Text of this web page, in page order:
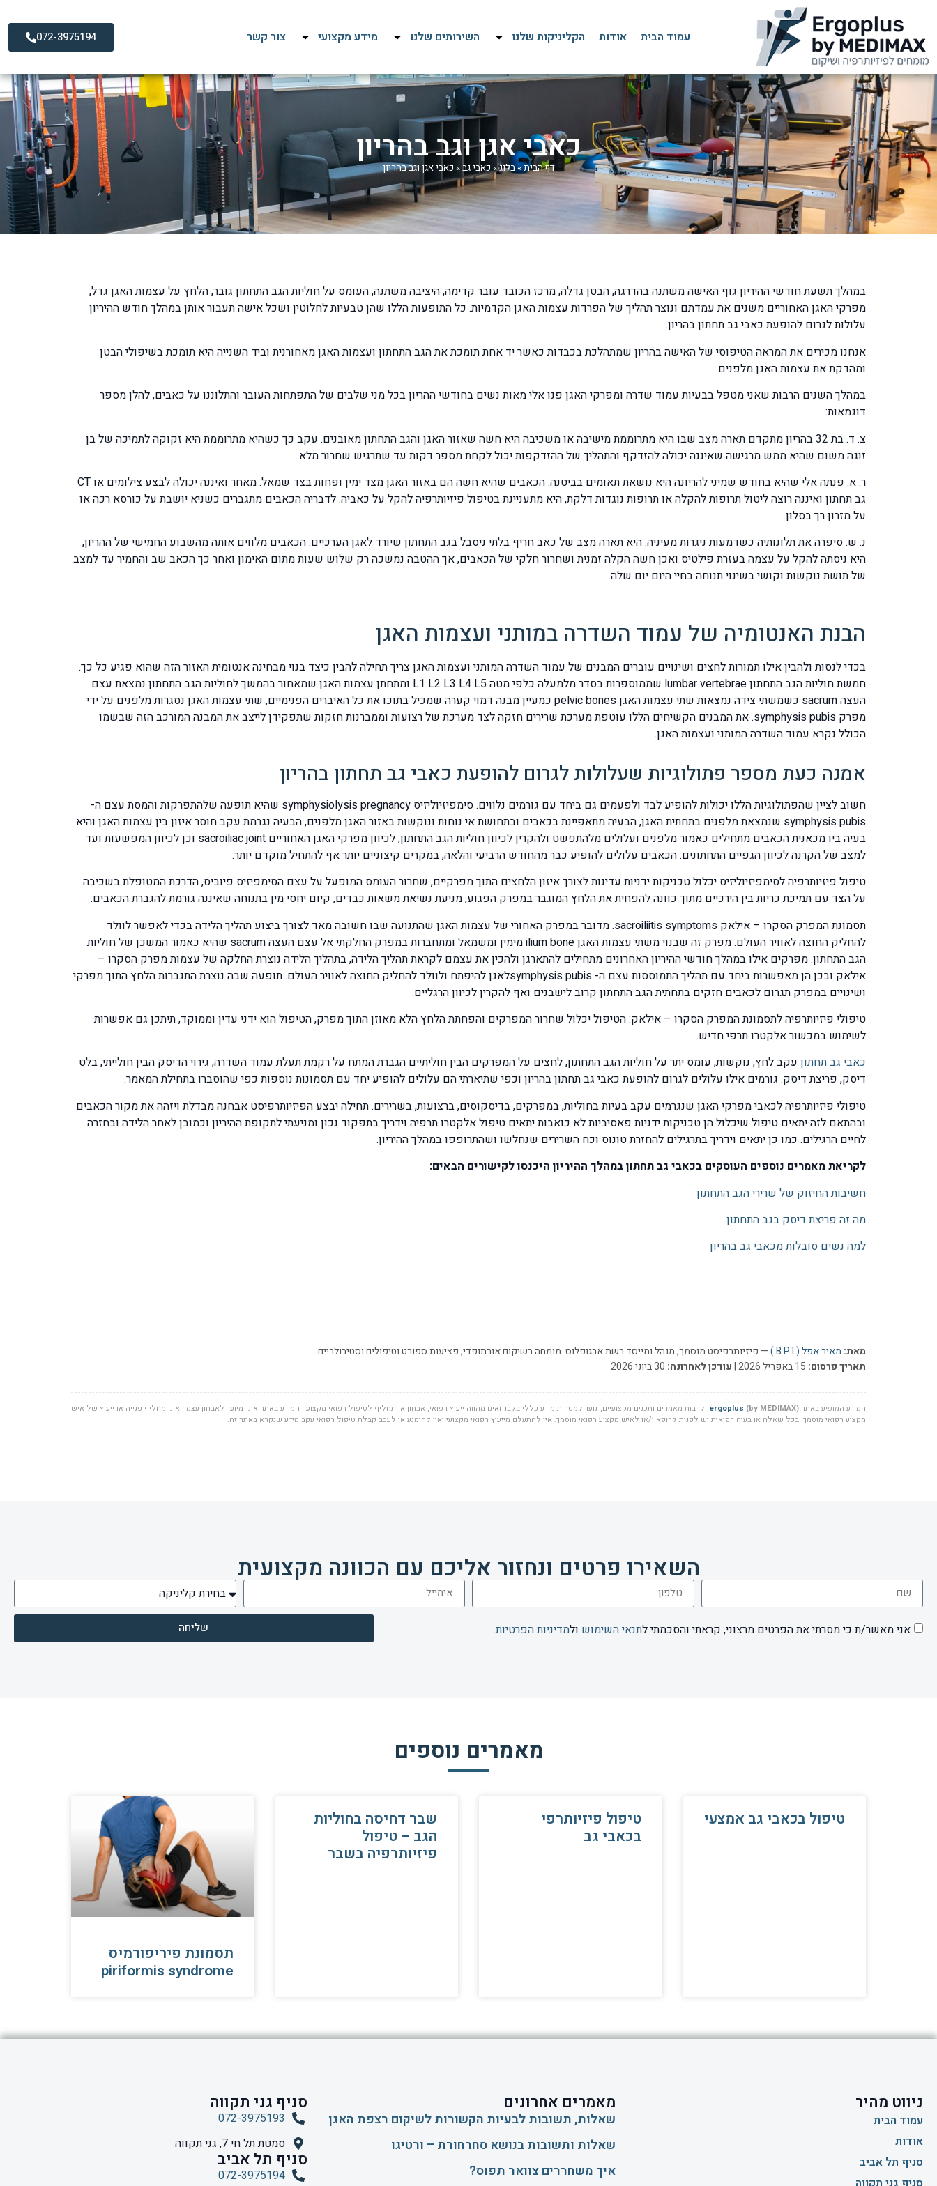
עמוד הבית אודות הקליניקות שלנו השירותים שלנו מידע מקצועי צור קשר 072-3975194
כאבי אגן וגב בהריון
דף הבית»בלוג»כאבי גב» כאבי אגן וגב בהריון
במהלך תשעת חודשי ההיריון גוף האישה משתנה בהדרגה, הבטן גדלה, מרכז הכובד עובר קדימה, היציבה משתנה, העומס על חוליות הגב התחתון גובר, הלחץ על עצמות האגן גדל,
מפרקי האגן האחוריים משנים את עמדתם ונוצר תהליך של הפרדות עצמות האגן הקדמיות. כל התופעות הללו שהן טבעיות לחלוטין ושכל אישה תעבור אותן במהלך חודש ההיריון
עלולות לגרום להופעת כאבי גב תחתון בהריון.
אנחנו מכירים את המראה הטיפוסי של האישה בהריון שמתהלכת בכבדות כאשר יד אחת תומכת את הגב התחתון ועצמות האגן מאחורנית וביד השנייה היא תומכת בשיפולי הבטן
ומהדקת את עצמות האגן מלפנים.
במהלך השנים הרבות שאני מטפל בבעיות עמוד שדרה ומפרקי האגן פנו אלי מאות נשים בחודשי ההריון בכל מני שלבים של התפתחות העובר והתלוננו על כאבים, להלן מספר
דוגמאות:
צ. ד. בת 32 בהריון מתקדם תארה מצב שבו היא מתרוממת מישיבה או משכיבה היא חשה שאזור האגן והגב התחתון מאובנים. עקב כך כשהיא מתרוממת היא זקוקה לתמיכה של בן
זוגה משום שהיא ממש מרגישה שאיננה יכולה להזדקף והתהליך של ההזדקפות יכול לקחת מספר דקות עד שתרגיש שחרור מלא.
ר. א. פנתה אלי שהיא בחודש שמיני להריונה היא נושאת תאומים בביטנה. הכאבים שהיא חשה הם באזור האגן מצד ימין ופחות בצד שמאל. מאחר ואיננה יכולה לבצע צילומים או CT
גב תחתון ואיננה רוצה ליטול תרופות להקלה או תרופות נוגדות דלקת, היא מתעניינת בטיפול פיזיותרפיה להקל על כאביה. לדבריה הכאבים מתגברים כשניא יושבת על כורסא רכה או
על מזרון רך בסלון.
נ. ש. סיפרה את תלונותיה כשדמעות ניגרות מעיניה. היא תארה מצב של כאב חריף בלתי ניסבל בגב התחתון שיורד לאגן הערכיים. הכאבים מלווים אותה מהשבוע החמישי של ההריון,
היא ניסתה להקל על עצמה בעזרת פילטיס ואכן חשה הקלה זמנית ושחרור חלקי של הכאבים, אך ההטבה נמשכה רק שלוש שעות מתום האימון ואחר כך הכאב שב והחמיר עד למצב
של תושת נוקשות וקושי בשינוי תנוחה בחיי היום יום שלה.
הבנת האנטומיה של עמוד השדרה במותני ועצמות האגן
בכדי לנסות ולהבין אילו תמורות לחצים ושינויים עוברים המבנים של עמוד השדרה המותני ועצמות האגן צריך תחילה להבין כיצד בנוי מבחינה אנטומית האזור הזה שהוא פגיע כל כך.
חמשת חוליות הגב התחתון lumbar vertebrae שממוספרות בסדר מלמעלה כלפי מטה L1 L2 L3 L4 L5 ומתחתן עצמות האגן שמאחור בהמשך לחוליות הגב התחתון נמצאת עצם
העצה sacrum כשמשתי צידה נמצאות שתי עצמות האגן pelvic bones כמעיין מבנה דמוי קערה שמכיל בתוכו את כל האיברים הפנימיים, שתי עצמות האגן נסגרות מלפנים על ידי
מפרק symphysis pubis. את המבנים הקשיחים הללו עוטפת מערכת שרירים חזקה לצד מערכת של רצועות וממברנות חזקות שתפקידן לייצב את המבנה המורכב הזה שבשמו
הכולל נקרא עמוד השדרה המותני ועצמות האגן.
אמנה כעת מספר פתולוגיות שעלולות לגרום להופעת כאבי גב תחתון בהריון
חשוב לציין שהפתולוגיות הללו יכולות להופיע לבד ולפעמים גם ביחד עם גורמים נלווים. סימפיזיוליזיס symphysiolysis pregnancy שהיא תופעה שלהתפרקות והמסת עצם ה-
symphysis pubis שנמצאת מלפנים בתחתית האגן, הבעיה מתאפיינת בכאבים ובתחושת אי נוחות ונוקשות באזור האגן מלפנים, הבעיה נגרמת עקב חוסר איזון בין עצמות האגן והיא
בעיה ביו מכאנית הכאבים מתחילים כאמור מלפנים ועלולים מלהתפשט ולהקרין לכיוון חוליות הגב התחתון, לכיוון מפרקי האגן האחוריים sacroiliac joint וכן לכיוון המפשעות ועד
למצב של הקרנה לכיוון הגפיים התחתונים. הכאבים עלולים להופיע כבר מהחודש הרביעי והלאה, במקרים קיצוניים יותר אף להתחיל מוקדם יותר.
טיפול פיזיותרפיה לסימפיזיוליזיס יכלול טכניקות ידניות עדינות לצורך איזון הלחצים התוך מפרקיים, שחרור העומס המופעל על עצם הסימפיזיס פיוביס, הדרכת המטופלת בשכיבה
על הצד עם תמיכת כריות בין הירכיים מתוך כוונה להפחית את הלחץ המוגבר במפרק הפגוע, מניעת נשיאת משאות כבדים, קיום יחסי מין בתנוחה שאיננה גורמת להגברת הכאבים.
תסמונת המפרק הסקרו – אילאק sacroiliitis symptoms. מדובר במפרק האחורי של עצמות האגן שהתנועה שבו חשובה מאד לצורך ביצוע תהליך הלידה בכדי לאפשר לוולד
להחליק החוצה לאוויר העולם. מפרק זה שבנוי משתי עצמות האגן ilium bone מימין ומשמאל ומתחברות במפרק החלקתי אל עצם העצה sacrum שהיא כאמור המשכן של חוליות
הגב התחתון. מפרקים אילו במהלך חודשי ההיריון האחרונים מתחילים להתארגן ולהכין את עצמם לקראת תהליך הלידה, בתהליך הלידה נוצרת החלקה של עצמות מפרק הסקרו –
אילאק ובכן הן מאפשרות ביחד עם תהליך התמוססות עצם ה- symphysis pubisלאגן להיפתח ולוולד להחליק החוצה לאוויר העולם. תופעה שבה נוצרת התגברות הלחץ התוך מפרקי
ושינויים במפרק תגרום לכאבים חזקים בתחתית הגב התחתון קרוב לישבנים ואף להקרין לכיוון הרגליים.
טיפולי פיזיותרפיה לתסמונת המפרק הסקרו – אילאק: הטיפול יכלול שחרור המפרקים והפחתת הלחץ הלא מאוזן התוך מפרק, הטיפול הוא ידני עדין וממוקד, תיתכן גם אפשרות
לשימוש במכשור אלקטרו תרפי חדיש.
כאבי גב תחתון עקב לחץ, נוקשות, עומס יתר על חוליות הגב התחתון, לחצים על המפרקים הבין חוליתיים הגברת המתח על רקמת תעלת עמוד השדרה, גירוי הדיסק הבין חולייתי, בלט
דיסק, פריצת דיסק. גורמים אילו עלולים לגרום להופעת כאבי גב תחתון בהריון וכפי שתיארתי הם עלולים להופיע יחד עם תסמונות נוספות כפי שהוסברו בתחילת המאמר.
טיפולי פיזיותרפיה לכאבי מפרקי האגן שנגרמים עקב בעיות בחוליות, במפרקים, בדיסקוסים, ברצועות, בשרירים. תחילה יבצע הפיזיותרפיסט אבחנה מבדלת ויזהה את מקור הכאבים
ובהתאם לזה יתאים טיפול שיכלול הן טכניקות ידניות פאסיביות לא כואבות יתאים טיפול אלקטרו תרפיה וידריך בתפקוד נכון ומניעתי לתקופת ההיריון וכמובן לאחר הלידה ובחזרה
לחיים הרגילים. כמו כן יתאים וידריך בתרגילים להחזרת טונוס וכח השרירים שנחלשו ושהתרופפו במהלך ההיריון.
לקריאת מאמרים נוספים העוסקים בכאבי גב תחתון במהלך ההיריון היכנסו לקישורים הבאים:
חשיבות החיזוק של שרירי הגב התחתון
מה זה פריצת דיסק בגב התחתון
למה נשים סובלות מכאבי גב בהריון
מאת: מאיר אפל (B.P.T.)
— פיזיותרפיסט מוסמך, מנהל ומייסד רשת ארגופלוס. מומחה בשיקום אורתופדי, פציעות ספורט וטיפולים וסטיבולריים.
תאריך פרסום:
עודכן לאחרונה:
המידע המופיע באתר ergoplus (by MEDIMAX)
, לרבות מאמרים ותכנים מקצועיים, נועד למטרות מידע כללי בלבד ואינו מהווה ייעוץ רפואי, אבחון או תחליף לטיפול רפואי מקצועי. המידע באתר אינו מיועד לאבחון עצמי ואינו מחליף פנייה או ייעוץ של איש
מקצוע רפואי מוסמך. בכל שאלה או בעיה רפואית יש לפנות לרופא ו/או לאיש מקצוע רפואי מוסמך. אין להתעלם מייעוץ רפואי מקצועי ואין להימנע או לעכב קבלת טיפול רפואי עקב מידע שנקרא באתר זה.
השאירו פרטים ונחזור אליכם עם הכוונה מקצועית
אני מאשר/ת כי מסרתי את הפרטים מרצוני, קראתי והסכמתי לתנאי השימוש ולמדיניות הפרטיות. שליחה
מאמרים נוספים
טיפול בכאבי גב אמצעי
טיפול פיזיותרפי
בכאבי גב
שבר דחיסה בחוליות
הגב – טיפול
פיזיותרפיה בשבר
תסמונת פיריפורמיס
piriformis syndrome
ניווט מהיר
עמוד הבית
אודות
סניף תל אביב
מאמרים אחרונים
שאלות, תשובות לבעיות הקשורות לשיקום רצפת האגן
שאלות ותשובות בנושא סחרחורת – ורטיגו
איך משחררים צוואר תפוס?
סניף גני תקווה
072-3975193
סמטת תל חי 7, גני תקווה
סניף תל אביב
072-3975194